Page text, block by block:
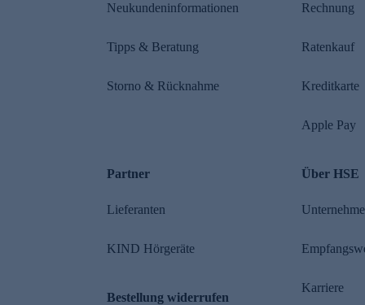
Neukundeninformationen
Tipps & Beratung
Storno & Rücknahme
Rechnung
Ratenkauf
Kreditkarte
Apple Pay
Partner
Lieferanten
KIND Hörgeräte
Bestellung widerrufen
Über HSE
Karriere